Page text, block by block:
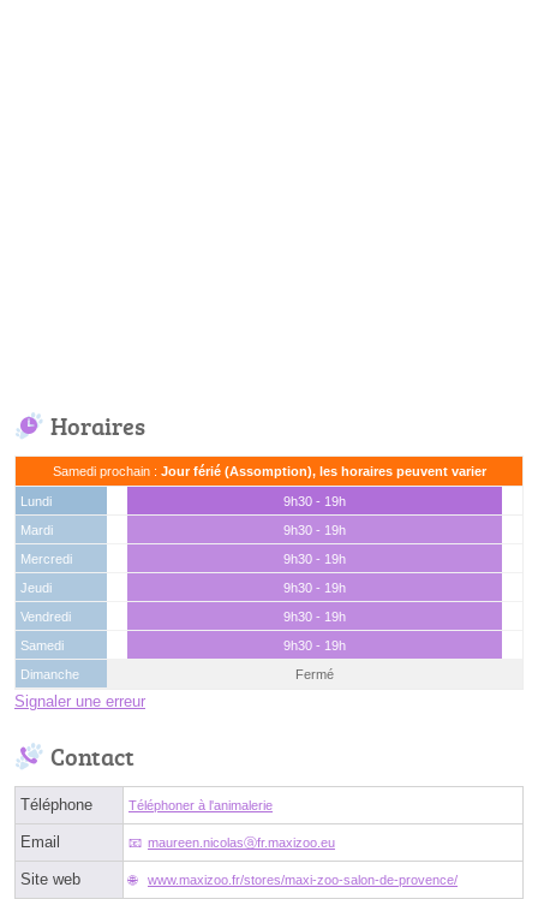
Horaires
Samedi prochain : Jour férié (Assomption), les horaires peuvent varier
Lundi
9h30 - 19h
Mardi
9h30 - 19h
Mercredi
9h30 - 19h
Jeudi
9h30 - 19h
Vendredi
9h30 - 19h
Samedi
9h30 - 19h
Dimanche
Fermé
Signaler une erreur
Contact
Téléphone Téléphoner à l'animalerie
Email maureen.nicolasⓐfr.maxizoo.eu
Site web www.maxizoo.fr/stores/maxi-zoo-salon-de-provence/